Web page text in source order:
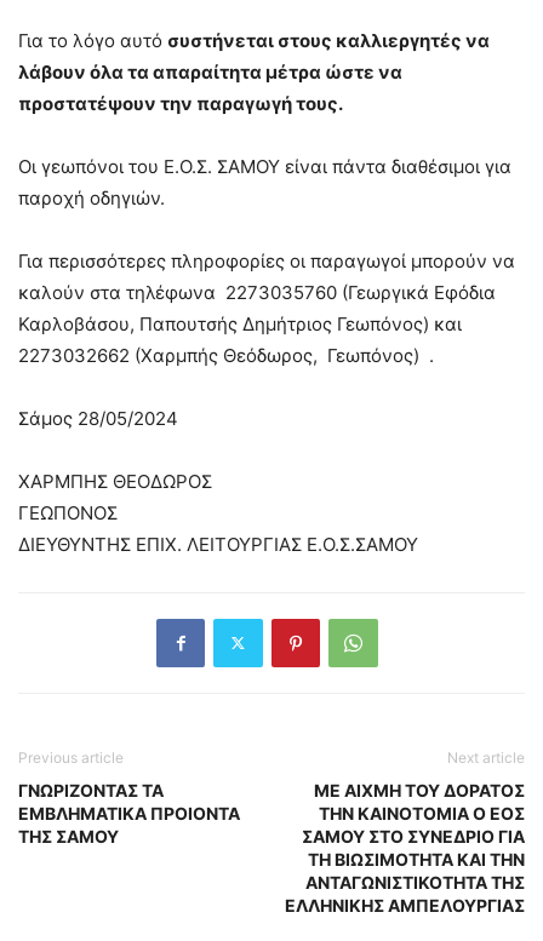
Για το λόγο αυτό συστήνεται στους καλλιεργητές να
λάβουν όλα τα απαραίτητα μέτρα ώστε να
προστατέψουν την παραγωγή τους.
Οι γεωπόνοι του Ε.Ο.Σ. ΣΑΜΟΥ είναι πάντα διαθέσιμοι για
παροχή οδηγιών.
Για περισσότερες πληροφορίες οι παραγωγοί μπορούν να
καλούν στα τηλέφωνα 2273035760 (Γεωργικά Εφόδια
Καρλοβάσου, Παπουτσής Δημήτριος Γεωπόνος) και
2273032662 (Χαρμπής Θεόδωρος, Γεωπόνος) .
Σάμος 28/05/2024
ΧΑΡΜΠΗΣ ΘΕΟΔΩΡΟΣ
ΓΕΩΠΟΝΟΣ
ΔΙΕΥΘΥΝΤΗΣ ΕΠΙΧ. ΛΕΙΤΟΥΡΓΙΑΣ Ε.Ο.Σ.ΣΑΜΟΥ
Previous article
ΓΝΩΡΙΖΟΝΤΑΣ ΤΑ
ΕΜΒΛΗΜΑΤΙΚΑ ΠΡΟΙΟΝΤΑ
ΤΗΣ ΣΑΜΟΥ
Next article
ΜΕ ΑΙΧΜΗ ΤΟΥ ΔΟΡΑΤΟΣ
ΤΗΝ ΚΑΙΝΟΤΟΜΙΑ Ο ΕΟΣ
ΣΑΜΟΥ ΣΤΟ ΣΥΝΕΔΡΙΟ ΓΙΑ
ΤΗ ΒΙΩΣΙΜΟΤΗΤΑ ΚΑΙ ΤΗΝ
ΑΝΤΑΓΩΝΙΣΤΙΚΟΤΗΤΑ ΤΗΣ
ΕΛΛΗΝΙΚΗΣ ΑΜΠΕΛΟΥΡΓΙΑΣ